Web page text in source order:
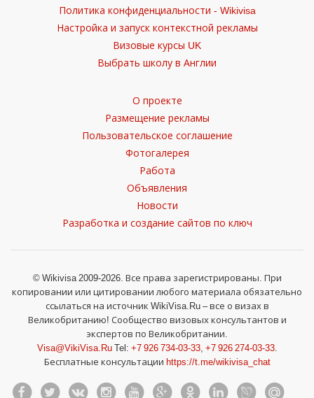
Политика конфиденциальности - Wikivisa
Настройка и запуск контекстной рекламы
Визовые курсы UK
Выбрать школу в Англии
О проекте
Размещение рекламы
Пользовательское соглашение
Фотогалерея
Работа
Объявления
Новости
Разработка и создание сайтов по ключ
© Wikivisa 2009-2026. Все права зарегистрированы. При
копировании или цитировании любого материала обязательно
ссылаться на источник WikiVisa.Ru – все о визах в
Великобританию! Сообщество визовых консультантов и
экспертов по Великобритании.
Visa@VikiVisa.RuTel: +7 926 734-03-33, +7 926 274-03-33.
Бесплатные консультации https://t.me/wikivisa_chat